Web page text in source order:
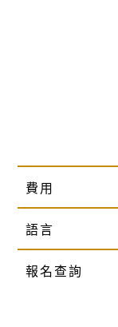
費用
語言
報名查詢